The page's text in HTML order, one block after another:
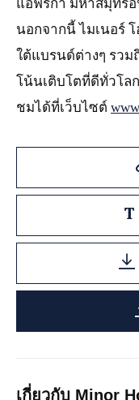
แอฟริกา มหาสมุทรอิ
นอกจากนี้ ไมเนอร์
ใต้แบรนด์ต่างๆ รว
โน้นเติบโตที่ดีทั่วโล
ชมได้ที่เว็บไซต์
เกี่ยวกับ Minor